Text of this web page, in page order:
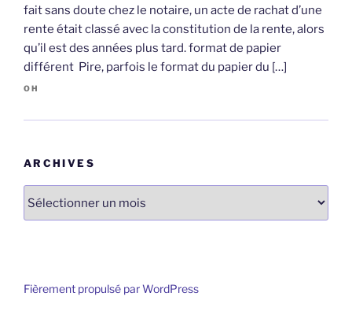
fait sans doute chez le notaire, un acte de rachat d’une
rente était classé avec la constitution de la rente, alors
qu’il est des années plus tard. format de papier
différent Pire, parfois le format du papier du […]
OH
ARCHIVES
Fièrement propulsé par WordPress